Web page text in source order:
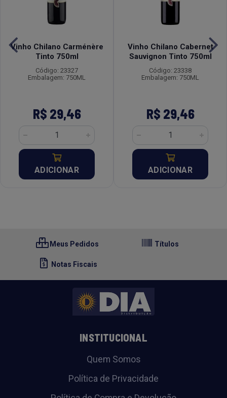
Vinho Chilano Carménère
Tinto 750ml
Código: 23327
Embalagem: 750ML
R$ 29,46
ADICIONAR
Vinho Chilano Cabernet
Sauvignon Tinto 750ml
Código: 23338
Embalagem: 750ML
R$ 29,46
ADICIONAR
Meus Pedidos Títulos
Notas Fiscais
INSTITUCIONAL
Quem Somos
Política de Privacidade